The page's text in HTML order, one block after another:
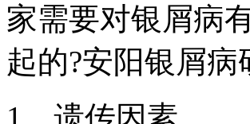
家需要对银屑病
起的?安阳银屑
1、遗传因素。